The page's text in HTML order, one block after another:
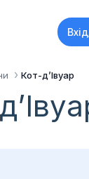
Кот-дʼІвуар